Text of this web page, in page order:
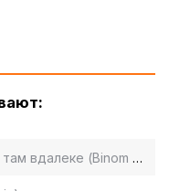
(Binom music remix)